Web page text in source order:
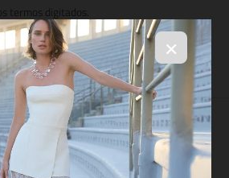
×
termos digitados.
uma única palavra.
genéricos na busca.
sinônimos do termo desejado.
VIA PIX COM 5% OFF
do pedido instantânea